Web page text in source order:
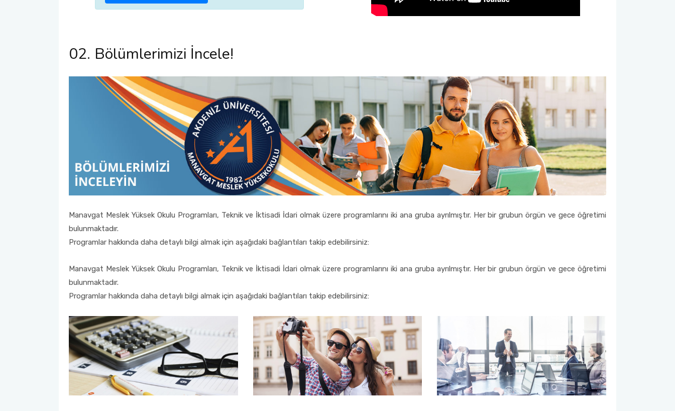
02. Bölümlerimizi İncele!
Manavgat Meslek Yüksek Okulu Programları, Teknik ve İktisadi İdari olmak üzere programlarını iki ana gruba ayrılmıştır. Her bir grubun örgün ve gece öğretimi
bulunmaktadır.
Programlar hakkında daha detaylı bilgi almak için aşağıdaki bağlantıları takip edebilirsiniz:
Manavgat Meslek Yüksek Okulu Programları, Teknik ve İktisadi İdari olmak üzere programlarını iki ana gruba ayrılmıştır. Her bir grubun örgün ve gece öğretimi
bulunmaktadır.
Programlar hakkında daha detaylı bilgi almak için aşağıdaki bağlantıları takip edebilirsiniz: